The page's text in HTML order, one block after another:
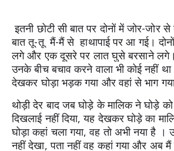
इतनी छोटी सी बात पर दोनों में जोर-जोर
बात तू-तू  मैं-मैं से  हाथापाई पर आ गई।
लगे और एक दूसरे पर लात घुसे बरसाने
उनके बीच बचाव करने वाला भी कोई नहीं
देखकर घोड़ा भड़क गया और वहां से भाग
थोड़ी देर बाद जब घोड़े के मालिक ने घोड़े
दिखलाई नहीं दिया, यह देखकर घोड़े का
घोड़ा कहां चला गया, वह तो अभी नया है ।
नहीं देखा, पता नहीं वह कहां गया और